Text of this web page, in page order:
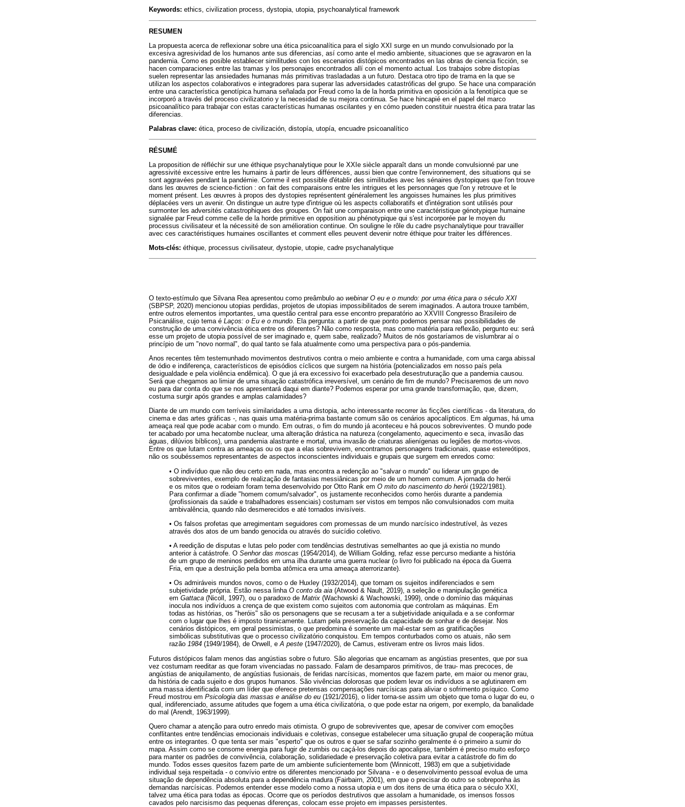
Keywords: ethics, civilization process, dystopia, utopia, psychoanalytical framework
RESUMEN
La propuesta acerca de reflexionar sobre una ética psicoanalítica para el siglo XXI surge en un mundo convulsionado por la
excesiva agresividad de los humanos ante sus diferencias, así como ante el medio ambiente, situaciones que se agravaron en la
pandemia. Como es posible establecer similitudes con los escenarios distópicos encontrados en las obras de ciencia ficción, se
hacen comparaciones entre las tramas y los personajes encontrados allí con el momento actual. Los trabajos sobre distopías
suelen representar las ansiedades humanas más primitivas trasladadas a un futuro. Destaca otro tipo de trama en la que se
utilizan los aspectos colaborativos e integradores para superar las adversidades catastróficas del grupo. Se hace una comparación
entre una característica genotípica humana señalada por Freud como la de la horda primitiva en oposición a la fenotípica que se
incorporó a través del proceso civilizatorio y la necesidad de su mejora continua. Se hace hincapié en el papel del marco
psicoanalítico para trabajar con estas características humanas oscilantes y en cómo pueden constituir nuestra ética para tratar las
diferencias.
Palabras clave: ética, proceso de civilización, distopía, utopía, encuadre psicoanalítico
RÉSUMÉ
La proposition de réfléchir sur une éthique psychanalytique pour le XXIe siècle apparaît dans un monde convulsionné par une
agressivité excessive entre les humains à partir de leurs différences, aussi bien que contre l'environnement, des situations qui se
sont aggravées pendant la pandémie. Comme il est possible d'établir des similitudes avec les sénaires dystopiques que l'on trouve
dans les œuvres de science-fiction : on fait des comparaisons entre les intrigues et les personnages que l'on y retrouve et le
moment présent. Les œuvres à propos des dystopies représentent généralement les angoisses humaines les plus primitives
déplacées vers un avenir. On distingue un autre type d'intrigue où les aspects collaboratifs et d'intégration sont utilisés pour
surmonter les adversités catastrophiques des groupes. On fait une comparaison entre une caractéristique génotypique humaine
signalée par Freud comme celle de la horde primitive en opposition au phénotypique qui s'est incorporée par le moyen du
processus civilisateur et la nécessité de son amélioration continue. On souligne le rôle du cadre psychanalytique pour travailler
avec ces caractéristiques humaines oscillantes et comment elles peuvent devenir notre éthique pour traiter les différences.
Mots-clés: éthique, processus civilisateur, dystopie, utopie, cadre psychanalytique
O texto-estímulo que Silvana Rea apresentou como preâmbulo ao webinar O eu e o mundo: por uma ética para o século XXI
(SBPSP, 2020) mencionou utopias perdidas, projetos de utopias impossibilitados de serem imaginados. A autora trouxe também,
entre outros elementos importantes, uma questão central para esse encontro preparatório ao XXVIII Congresso Brasileiro de
Psicanálise, cujo tema é Laços: o Eu e o mundo . Ela pergunta: a partir de que ponto podemos pensar nas possibilidades de
construção de uma convivência ética entre os diferentes? Não como resposta, mas como matéria para reflexão, pergunto eu: será
esse um projeto de utopia possível de ser imaginado e, quem sabe, realizado? Muitos de nós gostaríamos de vislumbrar aí o
princípio de um "novo normal", do qual tanto se fala atualmente como uma perspectiva para o pós-pandemia.
Anos recentes têm testemunhado movimentos destrutivos contra o meio ambiente e contra a humanidade, com uma carga abissal
de ódio e indiferença, característicos de episódios cíclicos que surgem na história (potencializados em nosso país pela
desigualdade e pela violência endêmica). O que já era excessivo foi exacerbado pela desestruturação que a pandemia causou.
Será que chegamos ao limiar de uma situação catastrófica irreversível, um cenário de fim de mundo? Precisaremos de um novo
eu para dar conta do que se nos apresentará daqui em diante? Podemos esperar por uma grande transformação, que, dizem,
costuma surgir após grandes e amplas calamidades?
Diante de um mundo com terríveis similaridades a uma distopia, acho interessante recorrer às ficções científicas - da literatura, do
cinema e das artes gráficas -, nas quais uma matéria-prima bastante comum são os cenários apocalípticos. Em algumas, há uma
ameaça real que pode acabar com o mundo. Em outras, o fim do mundo já aconteceu e há poucos sobreviventes. O mundo pode
ter acabado por uma hecatombe nuclear, uma alteração drástica na natureza (congelamento, aquecimento e seca, invasão das
águas, dilúvios bíblicos), uma pandemia alastrante e mortal, uma invasão de criaturas alienígenas ou legiões de mortos-vivos.
Entre os que lutam contra as ameaças ou os que a elas sobrevivem, encontramos personagens tradicionais, quase estereótipos,
não os soubéssemos representantes de aspectos inconscientes individuais e grupais que surgem em enredos como:
• O indivíduo que não deu certo em nada, mas encontra a redenção ao "salvar o mundo" ou liderar um grupo de
sobreviventes, exemplo de realização de fantasias messiânicas por meio de um homem comum. A jornada do herói
e os mitos que o rodeiam foram tema desenvolvido por Otto Rank em O mito do nascimento do herói (1922/1981).
Para confirmar a díade "homem comum/salvador", os justamente reconhecidos como heróis durante a pandemia
(profissionais da saúde e trabalhadores essenciais) costumam ser vistos em tempos não convulsionados com muita
ambivalência, quando não desmerecidos e até tornados invisíveis.
• Os falsos profetas que arregimentam seguidores com promessas de um mundo narcísico indestrutível, às vezes
através dos atos de um bando genocida ou através do suicídio coletivo.
• A reedição de disputas e lutas pelo poder com tendências destrutivas semelhantes ao que já existia no mundo
anterior à catástrofe. O Senhor das moscas (1954/2014), de William Golding, refaz esse percurso mediante a história
de um grupo de meninos perdidos em uma ilha durante uma guerra nuclear (o livro foi publicado na época da Guerra
Fria, em que a destruição pela bomba atômica era uma ameaça aterrorizante).
• Os admiráveis mundos novos, como o de Huxley (1932/2014), que tornam os sujeitos indiferenciados e sem
subjetividade própria. Estão nessa linha O conto da aia (Atwood & Nault, 2019), a seleção e manipulação genética
em Gattaca (Nicoll, 1997), ou o paradoxo de Matrix (Wachowski & Wachowski, 1999), onde o domínio das máquinas
inocula nos indivíduos a crença de que existem como sujeitos com autonomia que controlam as máquinas. Em
todas as histórias, os "heróis" são os personagens que se recusam a ter a subjetividade aniquilada e a se conformar
com o lugar que lhes é imposto tiranicamente. Lutam pela preservação da capacidade de sonhar e de desejar. Nos
cenários distópicos, em geral pessimistas, o que predomina é somente um mal-estar sem as gratificações
simbólicas substitutivas que o processo civilizatório conquistou. Em tempos conturbados como os atuais, não sem
razão 1984 (1949/1984), de Orwell, eA peste (1947/2020), de Camus, estiveram entre os livros mais lidos.
Futuros distópicos falam menos das angústias sobre o futuro. São alegorias que encarnam as angústias presentes, que por sua
vez costumam reeditar as que foram vivenciadas no passado. Falam de desamparos primitivos, de trau- mas precoces, de
angústias de aniquilamento, de angústias fusionais, de feridas narcísicas, momentos que fazem parte, em maior ou menor grau,
da história de cada sujeito e dos grupos humanos. São vivências dolorosas que podem levar os indivíduos a se aglutinarem em
uma massa identificada com um líder que oferece pretensas compensações narcísicas para aliviar o sofrimento psíquico. Como
Freud mostrou em Psicologia das massas e análise do eu (1921/2016), o líder torna-se assim um objeto que toma o lugar do eu, o
qual, indiferenciado, assume atitudes que fogem a uma ética civilizatória, o que pode estar na origem, por exemplo, da banalidade
do mal (Arendt, 1963/1999).
Quero chamar a atenção para outro enredo mais otimista. O grupo de sobreviventes que, apesar de conviver com emoções
conflitantes entre tendências emocionais individuais e coletivas, consegue estabelecer uma situação grupal de cooperação mútua
entre os integrantes. O que tenta ser mais "esperto" que os outros e quer se safar sozinho geralmente é o primeiro a sumir do
mapa. Assim como se consome energia para fugir de zumbis ou caçá-los depois do apocalipse, também é preciso muito esforço
para manter os padrões de convivência, colaboração, solidariedade e preservação coletiva para evitar a catástrofe do fim do
mundo. Todos esses quesitos fazem parte de um ambiente suficientemente bom (Winnicott, 1983) em que a subjetividade
individual seja respeitada - o convívio entre os diferentes mencionado por Silvana - e o desenvolvimento pessoal evolua de uma
situação de dependência absoluta para a dependência madura (Fairbairn, 2001), em que o precisar do outro se sobreponha às
demandas narcísicas. Podemos entender esse modelo como a nossa utopia e um dos itens de uma ética para o século XXI,
talvez uma ética para todas as épocas. Ocorre que os períodos destrutivos que assolam a humanidade, os imensos fossos
cavados pelo narcisismo das pequenas diferenças, colocam esse projeto em impasses persistentes.